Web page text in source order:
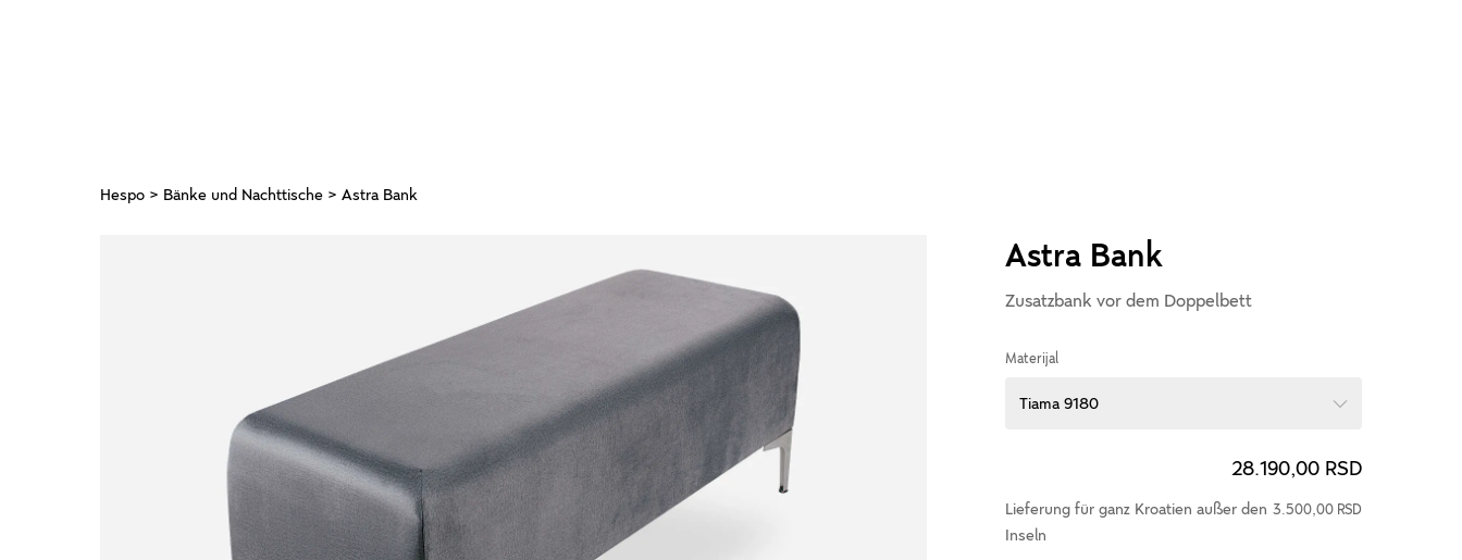
Hespo > Bänke und Nachttische > Astra Bank
Astra Bank
Zusatzbank vor dem Doppelbett
Materijal
Tiama 9180
28.190,00 RSD
Lieferung für ganz Kroatien außer den
Inseln
3.500,00 RSD